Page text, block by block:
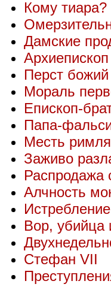
Кому тиара?
Дамские
Перст божий
Мораль
Епископ-
Папа-
Месть
Заживо
Распродажа
Алчность
Вор, убийца
Стефан VII